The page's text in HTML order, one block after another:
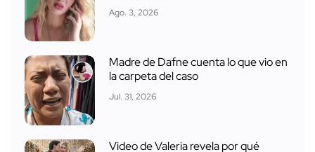
Ago. 3, 2026
Madre de Dafne cuenta lo que vio en
la carpeta del caso
Jul. 31, 2026
Video de Valeria revela por qué